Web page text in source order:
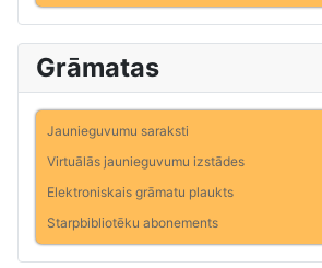
Grāmatas
Jaunieguvumu saraksti
Virtuālās jaunieguvumu izstādes
Elektroniskais grāmatu plaukts
Starpbibliotēku abonements